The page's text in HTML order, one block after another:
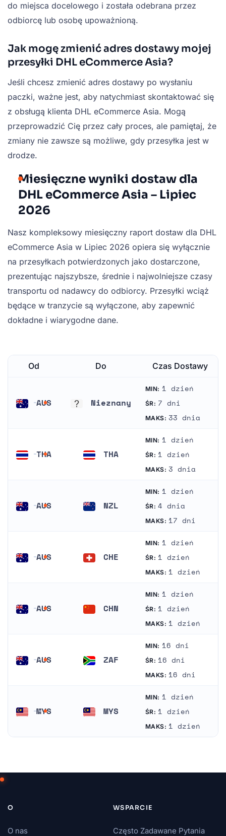
do miejsca docelowego i została odebrana przez
odbiorcę lub osobę upoważnioną.
Jak mogę zmienić adres dostawy mojej
przesyłki DHL eCommerce Asia?
Jeśli chcesz zmienić adres dostawy po wysłaniu
paczki, ważne jest, aby natychmiast skontaktować się
z obsługą klienta DHL eCommerce Asia. Mogą
przeprowadzić Cię przez cały proces, ale pamiętaj, że
zmiany nie zawsze są możliwe, gdy przesyłka jest w
drodze.
Miesięczne wyniki dostaw dla
DHL eCommerce Asia – Lipiec
2026
Nasz kompleksowy miesięczny raport dostaw dla DHL
eCommerce Asia w Lipiec 2026 opiera się wyłącznie
na przesyłkach potwierdzonych jako dostarczone,
prezentując najszybsze, średnie i najwolniejsze czasy
transportu od nadawcy do odbiorcy. Przesyłki wciąż
będące w tranzycie są wyłączone, aby zapewnić
dokładne i wiarygodne dane.
Od Do Czas Dostawy
AUS Nieznany
MIN: 1 dzień
ŚR: 7 dni
MAKS: 33 dnia
THA THA
MIN: 1 dzień
ŚR: 1 dzień
MAKS: 3 dnia
AUS NZL
MIN: 1 dzień
ŚR: 4 dnia
MAKS: 17 dni
AUS CHE
MIN: 1 dzień
ŚR: 1 dzień
MAKS: 1 dzień
AUS CHN
MIN: 1 dzień
ŚR: 1 dzień
MAKS: 1 dzień
AUS ZAF
MIN: 16 dni
ŚR: 16 dni
MAKS: 16 dni
MYS MYS
MIN: 1 dzień
ŚR: 1 dzień
MAKS: 1 dzień
O
O nas
WSPARCIE
Często Zadawane Pytania